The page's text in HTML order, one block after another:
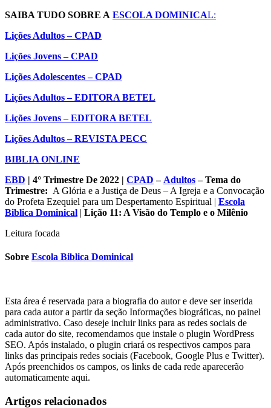
SAIBA TUDO SOBRE A ESCOLA DOMINICAL:
Lições Adultos – CPAD
Lições Jovens – CPAD
Lições Adolescentes – CPAD
Lições Adultos – EDITORA BETEL
Lições Jovens – EDITORA BETEL
Lições Adultos – REVISTA PECC
BIBLIA ONLINE
EBD | 4° Trimestre De 2022 | CPAD – Adultos– Tema do
Trimestre: A Glória e a Justiça de Deus – A Igreja e a Convocação
do Profeta Ezequiel para um Despertamento Espiritual | Escola
Biblica Dominical | Lição 11: A Visão do Templo e o Milênio
Leitura focada
Sobre Escola Biblica Dominical
Esta área é reservada para a biografia do autor e deve ser inserida
para cada autor a partir da seção Informações biográficas, no painel
administrativo. Caso deseje incluir links para as redes sociais de
cada autor do site, recomendamos que instale o plugin WordPress
SEO. Após instalado, o plugin criará os respectivos campos para
links das principais redes sociais (Facebook, Google Plus e Twitter).
Após preenchidos os campos, os links de cada rede aparecerão
automaticamente aqui.
Artigos relacionados